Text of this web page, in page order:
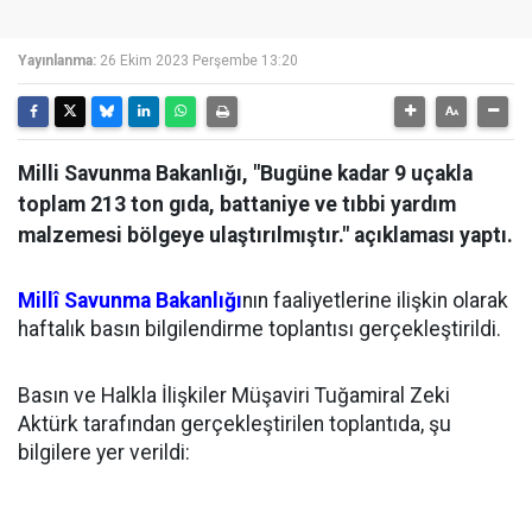
Yayınlanma: 26 Ekim 2023 Perşembe 13:20
Milli Savunma Bakanlığı, "Bugüne kadar 9 uçakla
toplam 213 ton gıda, battaniye ve tıbbi yardım
malzemesi bölgeye ulaştırılmıştır." açıklaması yaptı.
Millî Savunma Bakanlığının faaliyetlerine ilişkin olarak
haftalık basın bilgilendirme toplantısı gerçekleştirildi.
Basın ve Halkla İlişkiler Müşaviri Tuğamiral Zeki
Aktürk tarafından gerçekleştirilen toplantıda, şu
bilgilere yer verildi: